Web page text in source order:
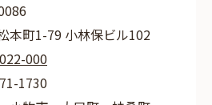
本町1-79 小林保ビル102
000
1730